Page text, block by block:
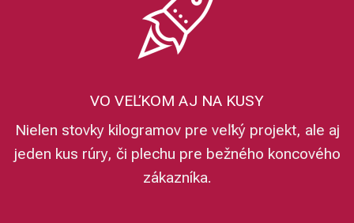
VO VEĽKOM AJ NA KUSY
Nielen stovky kilogramov pre veľký projekt, ale aj
jeden kus rúry, či plechu pre bežného koncového
zákazníka.